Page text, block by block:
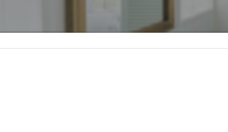
レジャー施設のカビ取り